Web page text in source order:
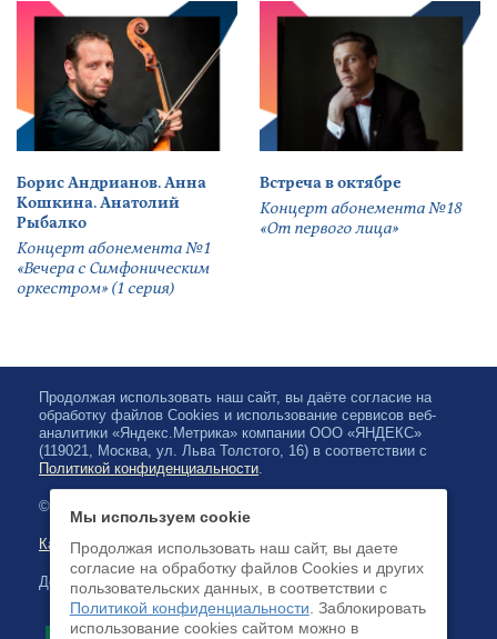
Борис Андрианов. Анна
Кошкина. Анатолий
Рыбалко
Концерт абонемента №1
«Вечера с Симфоническим
оркестром» (1 серия)
Встреча в октябре
Концерт абонемента №18
«От первого лица»
Продолжая использовать наш сайт, вы даёте согласие на
обработку файлов Cookies и использование сервисов веб-
аналитики «Яндекс.Метрика» компании ООО «ЯНДЕКС»
(119021, Москва, ул. Льва Толстого, 16) в соответствии с
Политикой конфиденциальности.
© 2026, Карельская Государственная филармония
Карта сайта
Доступна оплата банковскими картами
Мы используем cookie
Продолжая использовать наш сайт, вы даете
согласие на обработку файлов Cookies и других
пользовательских данных, в соответствии с
Политикой конфиденциальности . Заблокировать
использование cookies сайтом можно в